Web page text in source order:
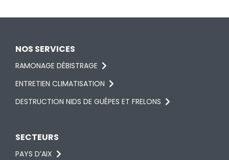
NOS SERVICES
RAMONAGE DÉBISTRAGE
ENTRETIEN CLIMATISATION
DESTRUCTION NIDS DE GUÊPES ET FRELONS
SECTEURS
PAYS D’AIX